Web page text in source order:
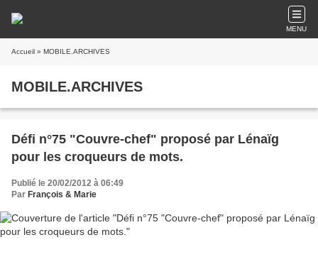
MENU
Accueil » MOBILE.ARCHIVES
MOBILE.ARCHIVES
Défi n°75 "Couvre-chef" proposé par Lénaïg
pour les croqueurs de mots.
Publié le 20/02/2012 à 06:49
Par François & Marie